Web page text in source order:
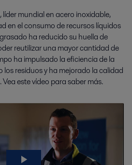
mundial en acero inoxidable,
en el consumo de recursos líquidos
ha reducido su huella de
reutilizar una mayor cantidad de
ha impulsado la eficiencia de la
residuos y ha mejorado la calidad
este vídeo para saber más.